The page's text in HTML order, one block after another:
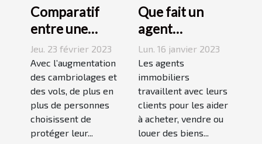
Comparatif
entre une
agence sécurité
et un système
d’alarme
Jeu. 23 février 2023
Avec l’augmentation
des cambriolages et
des vols, de plus en
plus de personnes
choisissent de
protéger leur...
Que fait un
agent
immobilier ?
Lun. 16 janvier 2023
Les agents
immobiliers
travaillent avec leurs
clients pour les aider
à acheter, vendre ou
louer des biens...